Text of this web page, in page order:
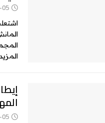
المجموع، تم